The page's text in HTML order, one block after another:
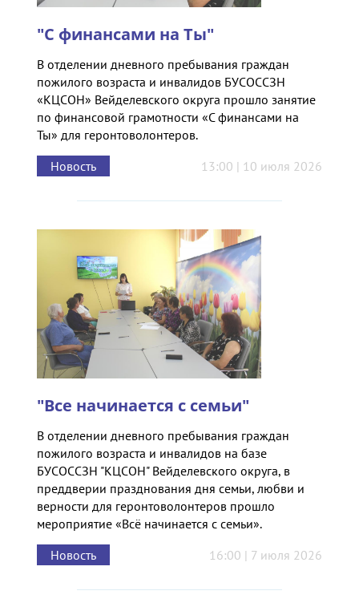
"С финансами на Ты"
В отделении дневного пребывания граждан
пожилого возраста и инвалидов БУСОССЗН
«КЦСОН» Вейделевского округа прошло занятие
по финансовой грамотности «С финансами на
Ты» для геронтоволонтеров.
Новость
13:00 | 10 июля 2026
"Все начинается с семьи"
В отделении дневного пребывания граждан
пожилого возраста и инвалидов на базе
БУСОССЗН "КЦСОН" Вейделевского округа, в
преддверии празднования дня семьи, любви и
верности для геронтоволонтеров прошло
мероприятие «Всё начинается с семьи».
Новость
16:00 | 7 июля 2026